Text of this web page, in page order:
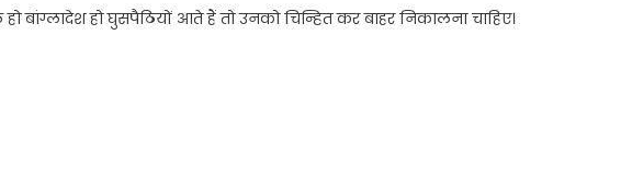
बांग्लादेश हो घुसपैठियों आते हैं तो उनको चिन्हित कर बाहर निकालना चाहिए।